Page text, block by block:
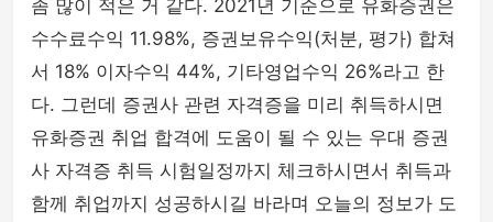
좀 많이 적은 거 같다. 2021년 기준으로 유화증권은
수수료수익 11.98%, 증권보유수익(처분, 평가) 합쳐
서 18% 이자수익 44%, 기타영업수익 26%라고 한
다. 그런데 증권사 관련 자격증을 미리 취득하시면
유화증권 취업 합격에 도움이 될 수 있는 우대 증권
사 자격증 취득 시험일정까지 체크하시면서 취득과
함께 취업까지 성공하시길 바라며 오늘의 정보가 도